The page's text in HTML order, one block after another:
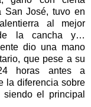
San José, tuvo en
al mejor
la cancha y…
dio una mano
que pese a su
horas antes a
la diferencia sobre
el principal